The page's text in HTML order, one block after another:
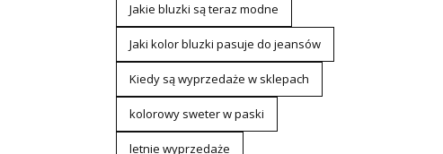
Jakie bluzki są teraz modne
Jaki kolor bluzki pasuje do jeansów
Kiedy są wyprzedaże w sklepach
kolorowy sweter w paski
letnie wyprzedaże